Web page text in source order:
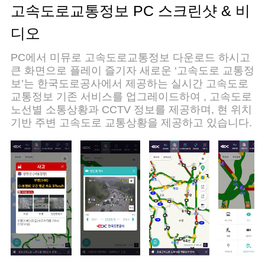
이나 과열 걱정 없이 좋아하는 앱을 즐길 수 있습니
다. MEmu Play를 사용하면 컴퓨터에서 앱을 쉽게
사용할 수 있으며, 언제나 고품질 경험을 보장합니
고속도로교통정보 PC 스크린샷 & 비
디오
PC에서 미뮤로 고속도로교통정보 다운로드 하시고
큰 화면으로 플레이 즐기자 새로운 ‘고속도로 교통정
보’는 한국도로공사에서 제공하는 실시간 고속도로
교통정보 기존 서비스를 업그레이드하여 , 고속도로
노선별 소통상황과 CCTV 정보를 제공하며, 현 위치
기반 주변 고속도로 교통상황을 제공하고 있습니다.